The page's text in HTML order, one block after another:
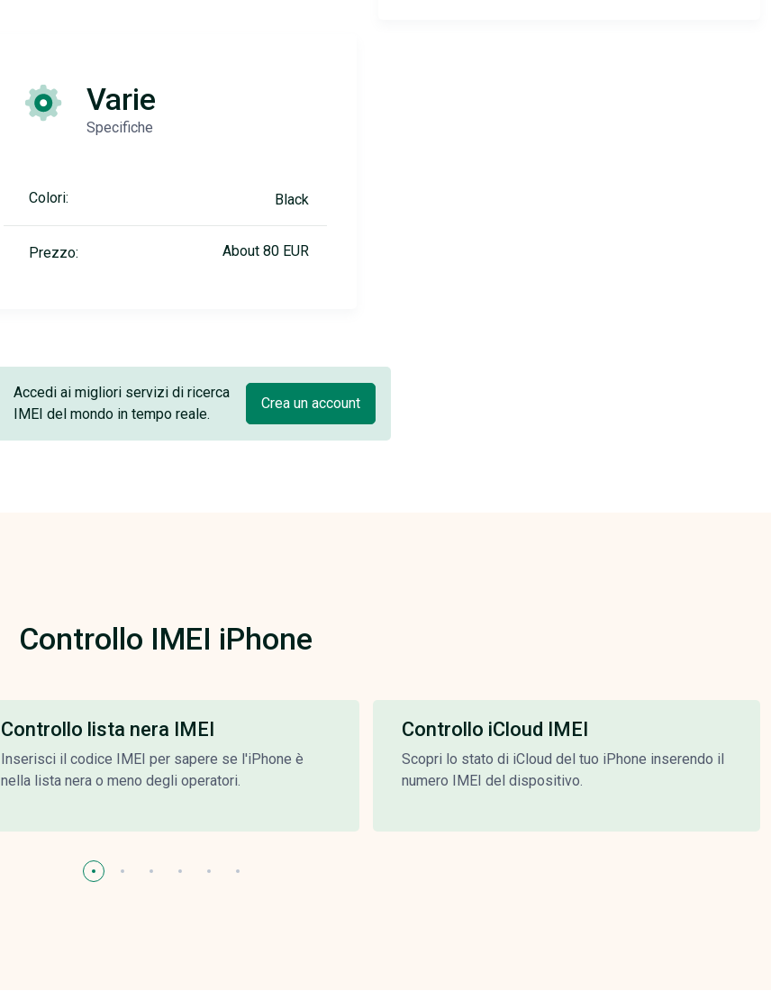
Varie
Specifiche
Colori: Black
Prezzo: About 80 EUR
Accedi ai migliori servizi di ricerca
IMEI del mondo in tempo reale.
Crea un account
Controllo IMEI iPhone
Controllo lista nera IMEI
Inserisci il codice IMEI per sapere se l'iPhone è
nella lista nera o meno degli operatori.
Controllo iCloud IMEI
Scopri lo stato di iCloud del tuo iPhone inserendo il
numero IMEI del dispositivo.